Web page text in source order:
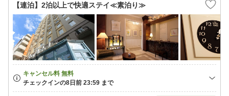
【連泊】2泊以上で快適ステイ≪素泊り≫